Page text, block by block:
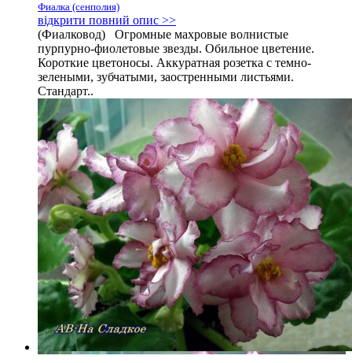
Фиалка (сенполия)
відкрити повний опис >>
(Фиалковод) Огромные махровые волнистые
пурпурно-фиолетовые звезды. Обильное цветение.
Короткие цветоносы. Аккуратная розетка с темно-
зелеными, зубчатыми, заостренными листьями.
Стандарт..